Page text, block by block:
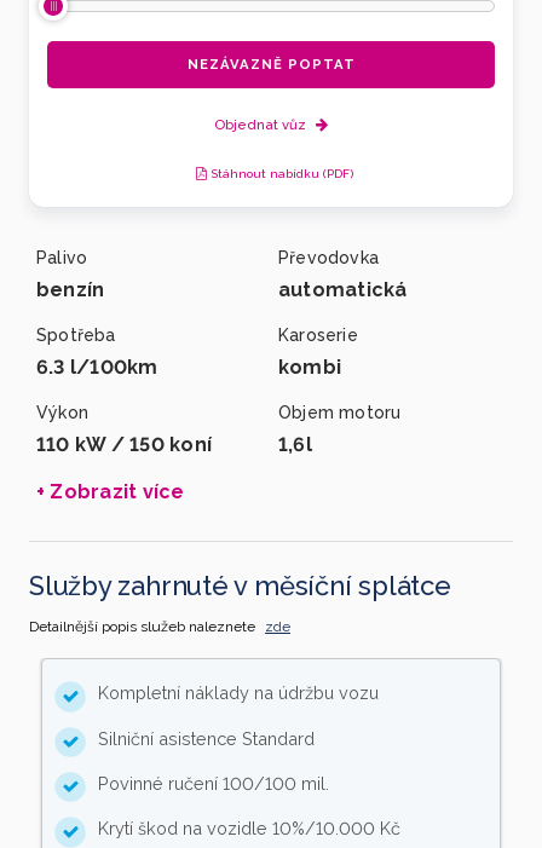
NEZÁVAZNĚ POPTAT
Objednat vůz
Stáhnout nabídku (PDF)
Palivo
benzín
Převodovka
automatická
Spotřeba
6.3 l/100km
Karoserie
kombi
Výkon
110 kW / 150 koní
Objem motoru
1,6l
+ Zobrazit více
Služby zahrnuté v měsíční splátce
Detailnější popis služeb naleznete zde
Kompletní náklady na údržbu vozu
Silniční asistence Standard
Povinné ručení 100/100 mil.
Krytí škod na vozidle 10%/10.000 Kč